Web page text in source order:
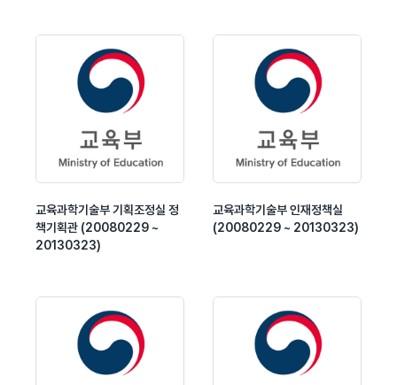
교육과학기술부 기획조정실 정
책기획관 (20080229 ~
20130323)
교육과학기술부 인재정책실
(20080229 ~ 20130323)